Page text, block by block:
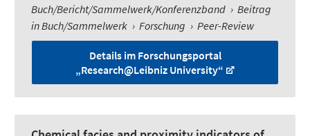
Buch/Bericht/Sammelwerk/Konferenzband › Beitrag
in Buch/Sammelwerk › Forschung › Peer-Review
Details im Forschungsportal
„Research@Leibniz University“